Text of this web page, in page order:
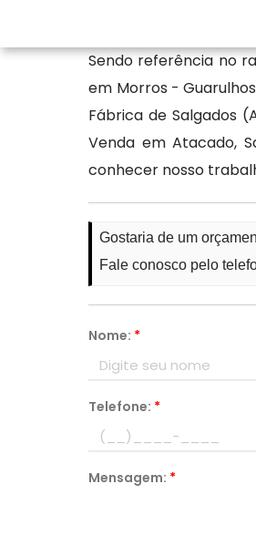
Sendo referência no
em Morros -
Fábrica de Salgados
Venda em Atacado,
conhecer nosso
Gostaria de um
Fale conosco pelo
Nome: *
Telefone: *
Mensagem: *